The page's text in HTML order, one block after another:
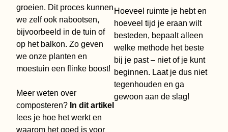
groeien. Dit proces kunnen
we zelf ook nabootsen,
bijvoorbeeld in de tuin of
op het balkon. Zo geven
we onze planten en
moestuin een flinke boost!
Meer weten over
composteren? In dit artikel
lees je hoe het werkt en
waarom het goed is voor
Hoeveel ruimte je hebt en
hoeveel tijd je eraan wilt
besteden, bepaalt alleen
welke methode het beste
bij je past – niet of je kunt
beginnen. Laat je dus niet
tegenhouden en ga
gewoon aan de slag!